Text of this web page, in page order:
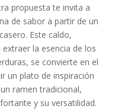
propuesta te invita a
de sabor a partir de un
Este caldo,
la esencia de los
se convierte en el
un plato de inspiración
ramen tradicional,
y su versatilidad.